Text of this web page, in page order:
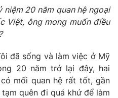
Vươn mình bằng AI
English
20 năm quan hệ ngoại
Việt, ông mong muốn điều
đã sống và làm việc ở Mỹ
20 năm trở lại đây, hai
mối quan hệ rất tốt, gần
quên đi quá khứ để làm